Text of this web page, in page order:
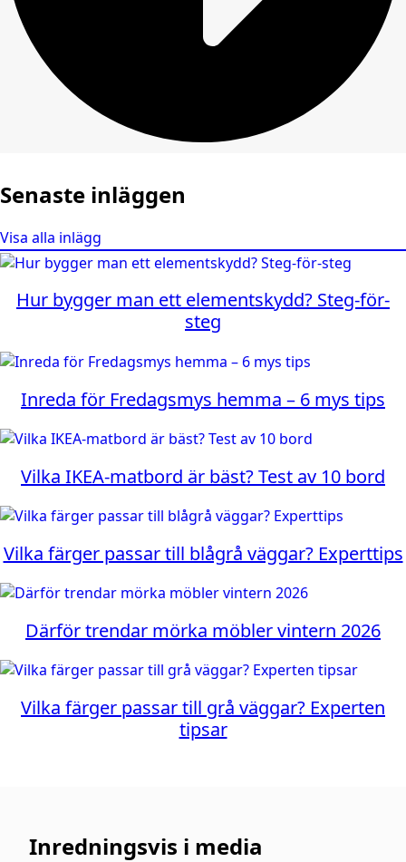
Senaste inläggen
Visa alla inlägg
Hur bygger man ett elementskydd? Steg-för-
steg
Inreda för Fredagsmys hemma – 6 mys tips
Vilka IKEA-matbord är bäst? Test av 10 bord
Vilka färger passar till blågrå väggar? Experttips
Därför trendar mörka möbler vintern 2026
Vilka färger passar till grå väggar? Experten
tipsar
Inredningsvis i media